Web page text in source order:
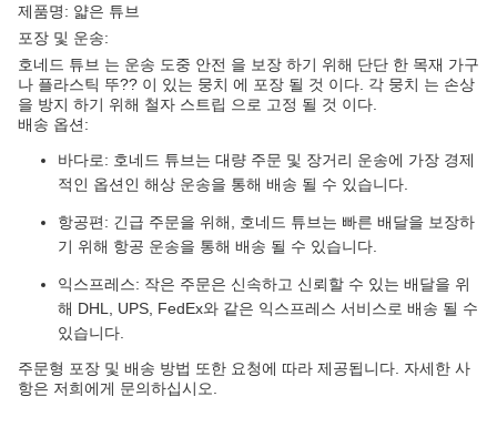
제품명: 얇은 튜브
포장 및 운송:
호네드 튜브 는 운송 도중 안전 을 보장 하기 위해 단단 한 목재 가구
나 플라스틱 뚜?? 이 있는 뭉치 에 포장 될 것 이다. 각 뭉치 는 손상
을 방지 하기 위해 철자 스트립 으로 고정 될 것 이다.
배송 옵션:
바다로: 호네드 튜브는 대량 주문 및 장거리 운송에 가장 경제
적인 옵션인 해상 운송을 통해 배송 될 수 있습니다.
항공편: 긴급 주문을 위해, 호네드 튜브는 빠른 배달을 보장하
기 위해 항공 운송을 통해 배송 될 수 있습니다.
익스프레스: 작은 주문은 신속하고 신뢰할 수 있는 배달을 위
해 DHL, UPS, FedEx와 같은 익스프레스 서비스로 배송 될 수
있습니다.
주문형 포장 및 배송 방법 또한 요청에 따라 제공됩니다. 자세한 사
항은 저희에게 문의하십시오.